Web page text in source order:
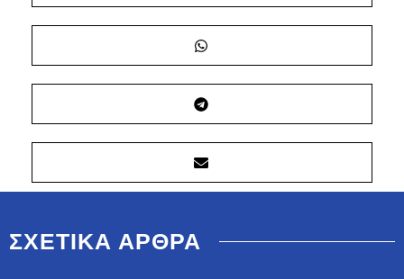
ΣΧΕΤΙΚΑ ΑΡΘΡΑ